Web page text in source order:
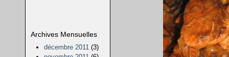
Archives Mensuelles
décembre 2011 (3)